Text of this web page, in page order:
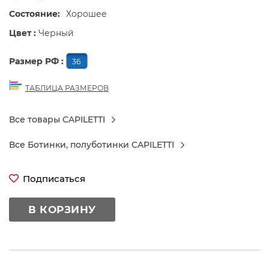
Состояние: Хорошее
Цвет : Черный
Размер РФ : 36
ТАБЛИЦА РАЗМЕРОВ
Все товары CAPILETTI
Все Ботинки, полуботинки CAPILETTI
Подписаться
В КОРЗИНУ